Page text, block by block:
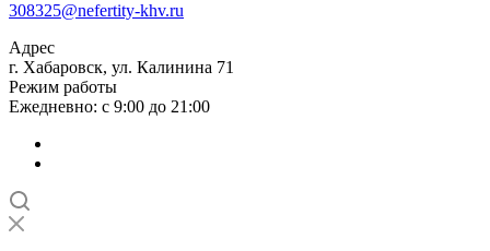
308325@nefertity-khv.ru
Адрес
г. Хабаровск, ул. Калинина 71
Режим работы
Ежедневно: с 9:00 до 21:00